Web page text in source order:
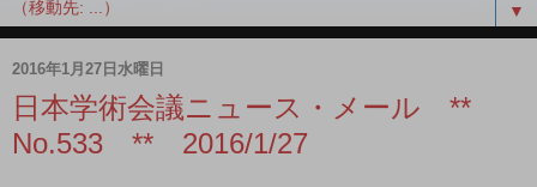
▼
2016年1月27日水曜日
日本学術会議ニュース・メール **
No.533 ** 2016/1/27